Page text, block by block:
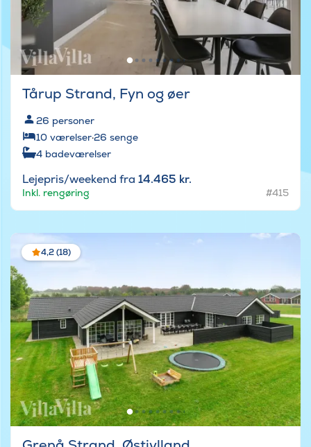
Tårup Strand, Fyn og øer
26 personer
10 værelser·26 senge
4 badeværelser
Lejepris/weekend fra 14.465 kr.
Inkl. rengøring #415
4,2 (18)